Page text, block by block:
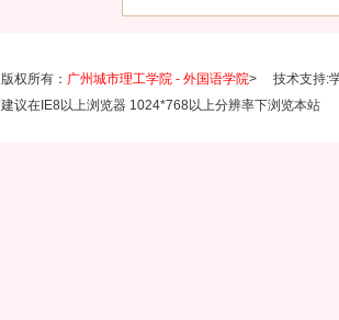
版权所有： 广州城市理工学院 - 外国语学院> 技术支持:
建议在IE8以上浏览器 1024*768以上分辨率下浏览本站